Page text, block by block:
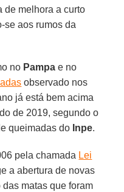
de melhora a curto
se aos rumos da
no Pampa e no
observado nos
já está bem acima
de 2019, segundo o
queimadas do Inpe.
pela chamada Lei
a abertura de novas
matas que foram